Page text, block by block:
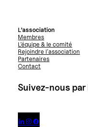
L’association
Membres
L’équipe & le comité
Rejoindre l’association
Partenaires
Contact
Suivez-nous par
  